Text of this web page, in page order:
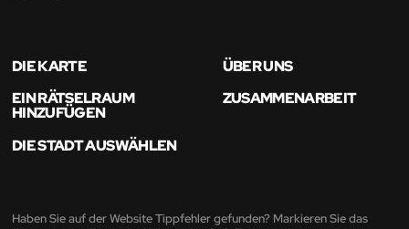
DIE KARTE
ÜBER UNS
EIN RÄTSELRAUM
HINZUFÜGEN
ZUSAMMENARBEIT
DIE STADT AUSWÄHLEN
Haben Sie auf der Website Tippfehler gefunden? Markieren Sie das